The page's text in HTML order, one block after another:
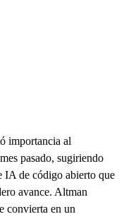
importancia al
pasado, sugiriendo
IA de código abierto que
avance. Altman
convierta en un